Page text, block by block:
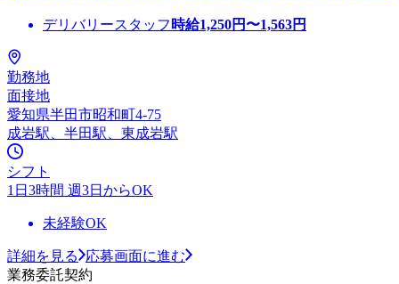
デリバリースタッフ 時給1,250円〜1,563円
勤務地
面接地
愛知県半田市昭和町4-75
成岩駅、半田駅、東成岩駅
シフト
1日3時間 週3日からOK
未経験OK
詳細を見る
応募画面に進む
業務委託契約